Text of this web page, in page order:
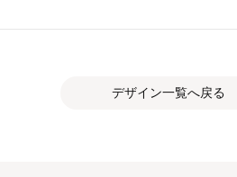
デザイン一覧へ戻る